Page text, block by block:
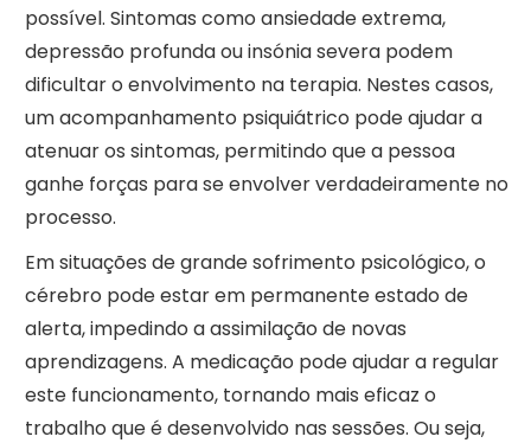
possível. Sintomas como ansiedade extrema,
depressão profunda ou insónia severa podem
dificultar o envolvimento na terapia. Nestes casos,
um acompanhamento psiquiátrico pode ajudar a
atenuar os sintomas, permitindo que a pessoa
ganhe forças para se envolver verdadeiramente no
processo.
Em situações de grande sofrimento psicológico, o
cérebro pode estar em permanente estado de
alerta, impedindo a assimilação de novas
aprendizagens. A medicação pode ajudar a regular
este funcionamento, tornando mais eficaz o
trabalho que é desenvolvido nas sessões. Ou seja,